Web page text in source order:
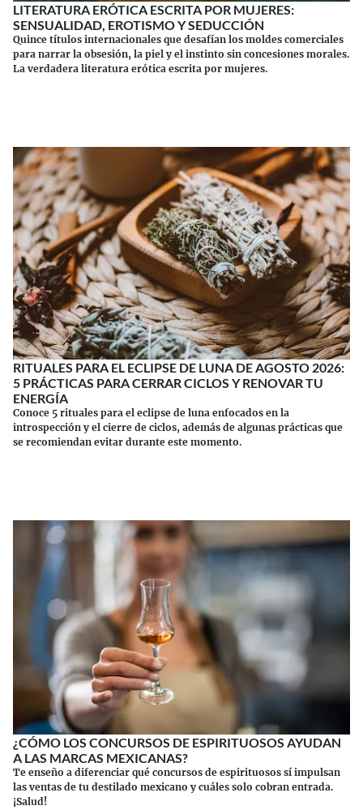
LITERATURA ERÓTICA ESCRITA POR MUJERES:
SENSUALIDAD, EROTISMO Y SEDUCCIÓN
Quince títulos internacionales que desafían los moldes comerciales
para narrar la obsesión, la piel y el instinto sin concesiones morales.
La verdadera literatura erótica escrita por mujeres.
RITUALES PARA EL ECLIPSE DE LUNA DE AGOSTO 2026:
5 PRÁCTICAS PARA CERRAR CICLOS Y RENOVAR TU
ENERGÍA
Conoce 5 rituales para el eclipse de luna enfocados en la
introspección y el cierre de ciclos, además de algunas prácticas que
se recomiendan evitar durante este momento.
¿CÓMO LOS CONCURSOS DE ESPIRITUOSOS AYUDAN
A LAS MARCAS MEXICANAS?
Te enseño a diferenciar qué concursos de espirituosos sí impulsan
las ventas de tu destilado mexicano y cuáles solo cobran entrada.
¡Salud!